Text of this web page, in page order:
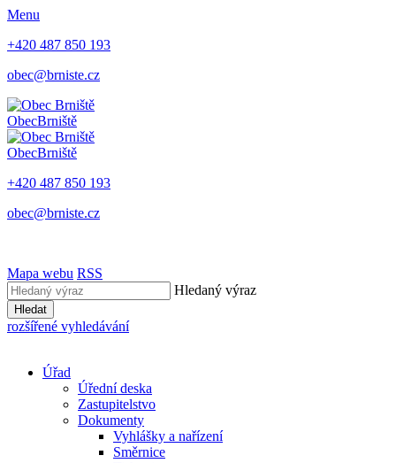
Menu
+420 487 850 193
obec@brniste.cz
ObecBrniště
ObecBrniště
+420 487 850 193
obec@brniste.cz
Mapa webu RSS
Hledaný výraz
Hledat
rozšířené vyhledávání
Úřad
Úřední deska
Zastupitelstvo
Dokumenty
Vyhlášky a nařízení
Směrnice